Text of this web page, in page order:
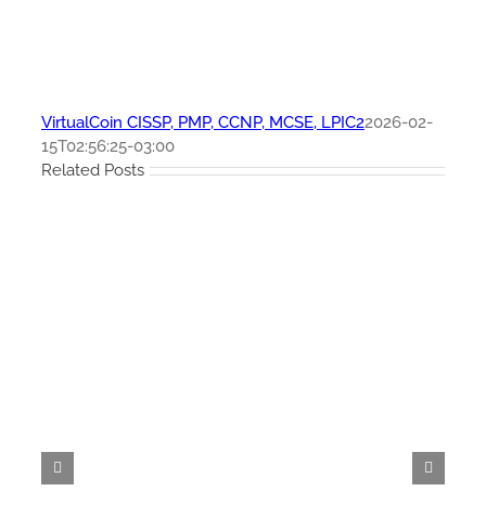
VirtualCoin CISSP, PMP, CCNP, MCSE, LPIC22026-02-
15T02:56:25-03:00
Related Posts